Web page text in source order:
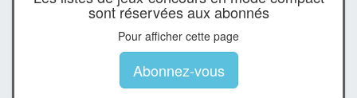
sont réservées aux abonnés
Pour afficher cette page
Abonnez-vous